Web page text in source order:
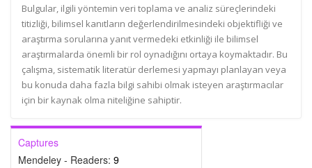
Bulgular, ilgili yöntemin veri toplama ve analiz süreçlerindeki
titizliği, bilimsel kanıtların değerlendirilmesindeki objektifliği ve
araştırma sorularına yanıt vermedeki etkinliği ile bilimsel
araştırmalarda önemli bir rol oynadığını ortaya koymaktadır. Bu
çalışma, sistematik literatür derlemesi yapmayı planlayan veya
bu konuda daha fazla bilgi sahibi olmak isteyen araştırmacılar
için bir kaynak olma niteliğine sahiptir.
Captures
Mendeley - Readers: 9